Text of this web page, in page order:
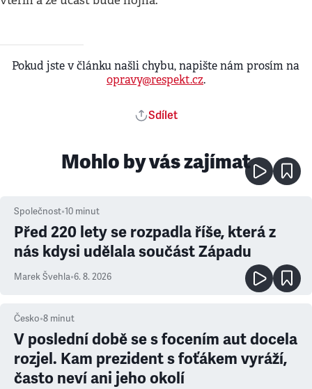
Pokud jste v článku našli chybu, napište nám prosím na
opravy@respekt.cz.
Sdílet
Mohlo by vás zajímat
Společnost•10 minut
Před 220 lety se rozpadla říše, která z
nás kdysi udělala součást Západu
Marek Švehla•6. 8. 2026
Česko•8 minut
V poslední době se s focením aut docela
rozjel. Kam prezident s foťákem vyráží,
často neví ani jeho okolí